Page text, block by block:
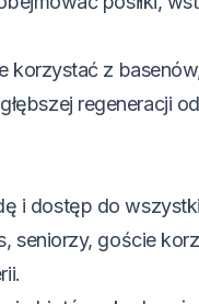
korzystać z
regeneracji
i dostęp do
seniorzy, goście